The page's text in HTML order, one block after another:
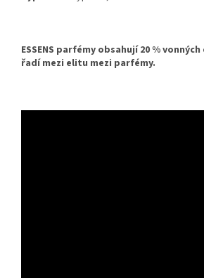
ESSENS parfémy obsahují 20 %
řadí mezi elitu mezi parfémy.